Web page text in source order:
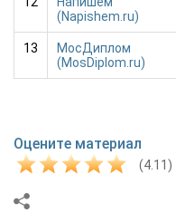
(Napishem.ru)
13
МосДиплом
(MosDiplom.ru)
Оцените материал
(4.11)